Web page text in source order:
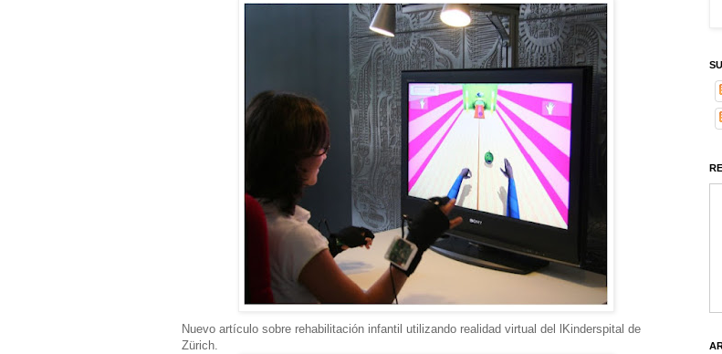
Nuevo artículo sobre rehabilitación infantil utilizando realidad virtual del lKinderspital de
Zürich.